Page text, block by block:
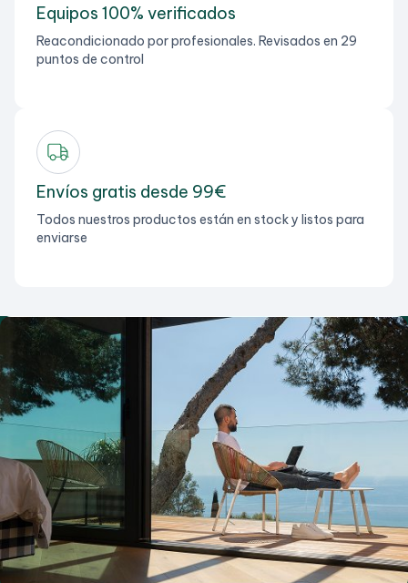
Equipos 100% verificados
Reacondicionado por profesionales. Revisados en 29
puntos de control
Envíos gratis desde 99€
Todos nuestros productos están en stock y listos para
enviarse